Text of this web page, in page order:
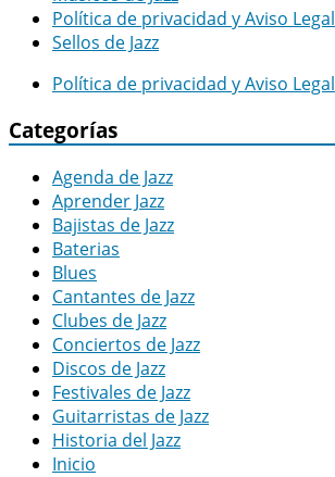
Política de privacidad y Aviso Legal
Sellos de Jazz
Política de privacidad y Aviso Legal
Categorías
Agenda de Jazz
Aprender Jazz
Bajistas de Jazz
Baterias
Blues
Cantantes de Jazz
Clubes de Jazz
Conciertos de Jazz
Discos de Jazz
Festivales de Jazz
Guitarristas de Jazz
Historia del Jazz
Inicio